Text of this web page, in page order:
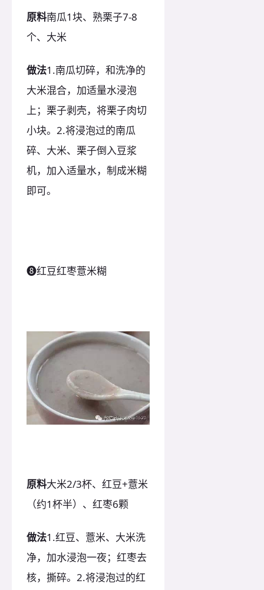
原料南瓜1块、熟栗子7-8
个、大米
做法1.南瓜切碎，和洗净的
大米混合，加适量水浸泡
上；栗子剥壳，将栗子肉切
小块。2.将浸泡过的南瓜
碎、大米、栗子倒入豆浆
机，加入适量水，制成米糊
即可。
❽红豆红枣薏米糊
原料大米2/3杯、红豆+薏米
（约1杯半）、红枣6颗
做法1.红豆、薏米、大米洗
净，加水浸泡一夜；红枣去
核，撕碎。2.将浸泡过的红